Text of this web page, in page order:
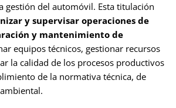
gestión del automóvil. Esta titulación
y supervisar operaciones de
y mantenimiento de
equipos técnicos, gestionar recursos
la calidad de los procesos productivos
de la normativa técnica, de